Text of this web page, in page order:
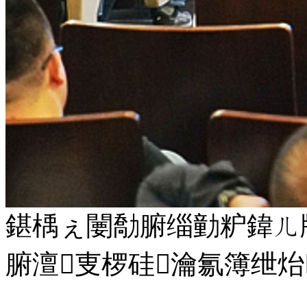
鍖楀ぇ闄勪腑缁勭粐鍏
腑澶叓椤硅瀹氱簿绁